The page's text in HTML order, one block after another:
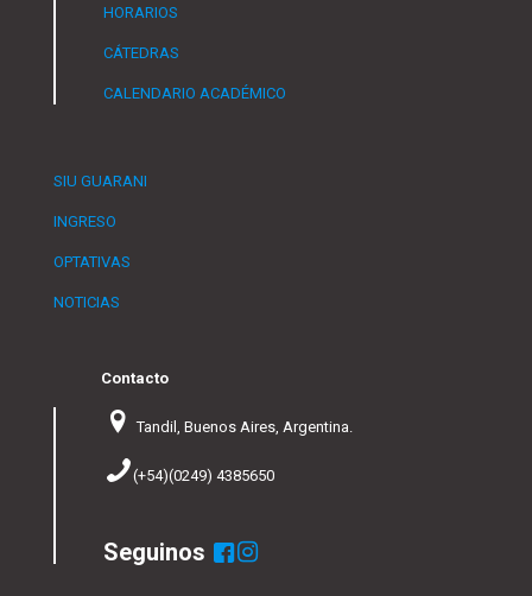
HORARIOS
CÁTEDRAS
CALENDARIO ACADÉMICO
SIU GUARANI
INGRESO
OPTATIVAS
NOTICIAS
Contacto
Tandil, Buenos Aires, Argentina.
(+54)(0249) 4385650
Seguinos